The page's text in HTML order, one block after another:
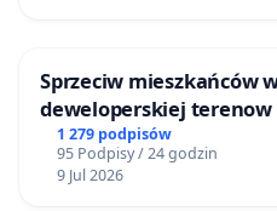
Sprzeciw mieszkańców
deweloperskiej
Bulwarów Straceńskich
1 279 podpisów
95 Podpisy / 24 godzin
9 Jul 2026